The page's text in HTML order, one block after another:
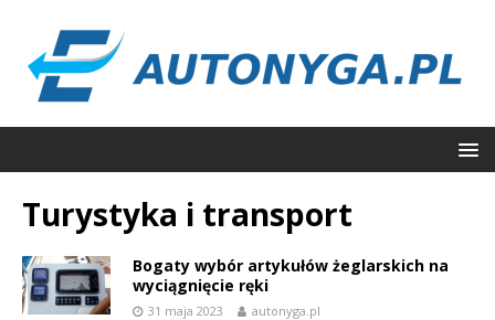
Turystyka i transport
Bogaty wybór artykułów żeglarskich na
wyciągnięcie ręki
31 maja 2023 autonyga.pl